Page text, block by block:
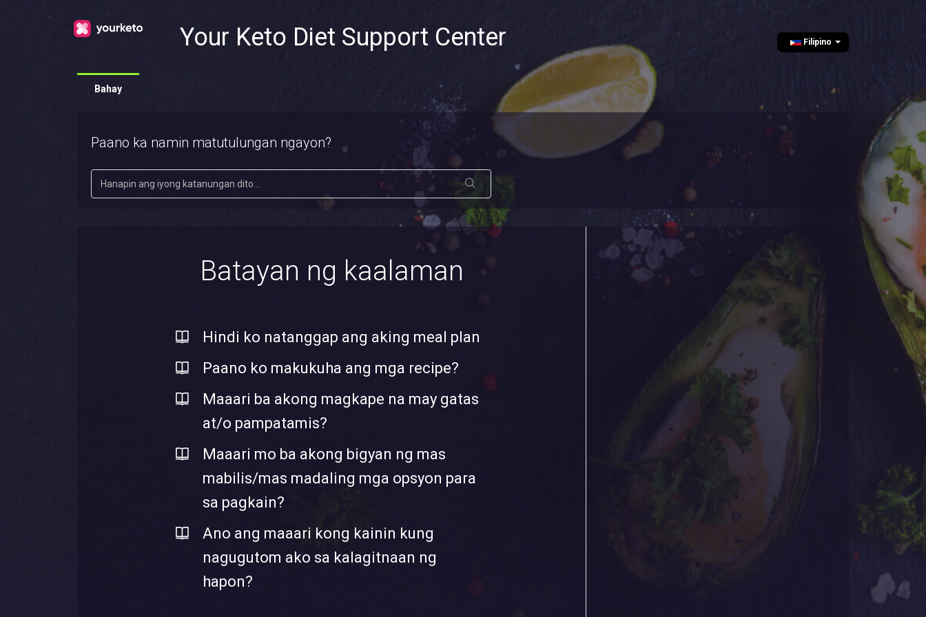
Your Keto Diet Support Center Filipino
Bahay
Paano ka namin matutulungan ngayon?
Batayan ng kaalaman
Hindi ko natanggap ang aking meal plan
Paano ko makukuha ang mga recipe?
Maaari ba akong magkape na may gatas
at/o pampatamis?
Maaari mo ba akong bigyan ng mas
mabilis/mas madaling mga opsyon para
sa pagkain?
Ano ang maaari kong kainin kung
nagugutom ako sa kalagitnaan ng
hapon?